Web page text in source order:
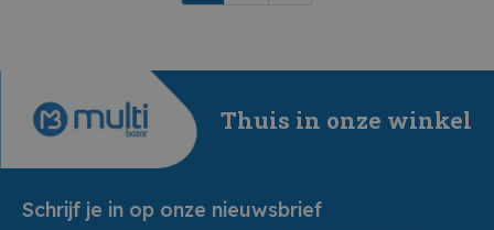
Thuis in onze winkel
Schrijf je in op onze nieuwsbrief